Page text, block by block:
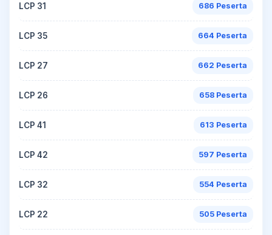
LCP 31 686 Peserta
LCP 35 664 Peserta
LCP 27 662 Peserta
LCP 26 658 Peserta
LCP 41 613 Peserta
LCP 42 597 Peserta
LCP 32 554 Peserta
LCP 22 505 Peserta